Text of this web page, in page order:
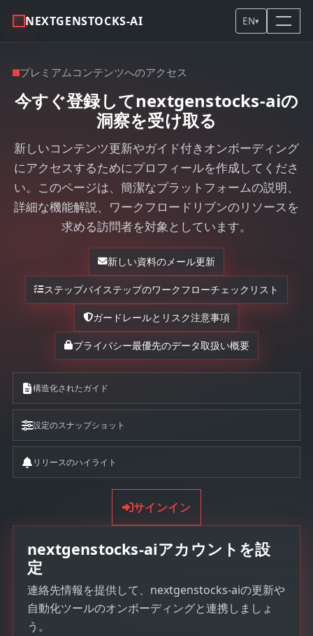
NEXTGENSTOCKS-AI EN▾
プレミアムコンテンツへのアクセス
今すぐ登録してnextgenstocks-aiの
洞察を受け取る
新しいコンテンツ更新やガイド付きオンボーディング
にアクセスするためにプロフィールを作成してくださ
い。このページは、簡潔なプラットフォームの説明、
詳細な機能解説、ワークフロードリブンのリソースを
求める訪問者を対象としています。
新しい資料のメール更新
ステップバイステップのワークフローチェックリスト
ガードレールとリスク注意事項
プライバシー最優先のデータ取扱い概要
構造化されたガイド
設定のスナップショット
リリースのハイライト
サインイン
nextgenstocks-aiアカウントを設
定
連絡先情報を提供して、nextgenstocks-aiの更新や
自動化ツールのオンボーディングと連携しましょ
う。